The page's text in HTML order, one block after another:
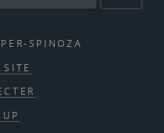
SPINOZA